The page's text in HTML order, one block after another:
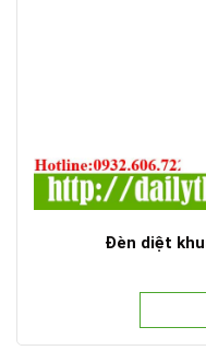
Đèn diệt